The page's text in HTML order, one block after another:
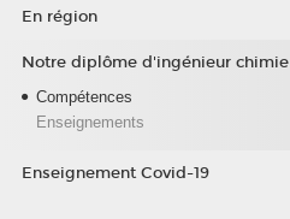
En région
Notre diplôme d'ingénieur chimie
Compétences
Enseignements
Enseignement Covid-19